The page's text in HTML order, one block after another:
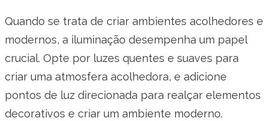
Quando se trata de criar ambientes acolhedores e
modernos, a iluminação desempenha um papel
crucial. Opte por luzes quentes e suaves para
criar uma atmosfera acolhedora, e adicione
pontos de luz direcionada para realçar elementos
decorativos e criar um ambiente moderno.